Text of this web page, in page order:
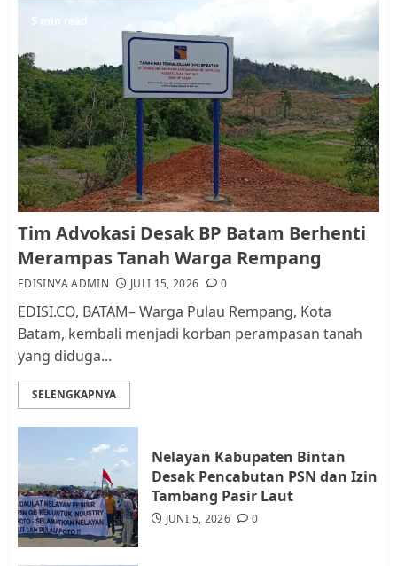
5
1
Pemko Batam Tegaskan RT dan
RW bukan Petugas Pendataan
dan Pemungutan Pajak
AGUSTUS 1, 2026 0
Kader Pajak jadi Penghubung
Pemerintah dan Masyarakat di
Lingkungan RT/RW
AGUSTUS 1, 2026
Warga Rempang Ajukan
Audiensi dengan Wali Kota
5 min read
Tim Advokasi Desak BP Batam Berhenti
Merampas Tanah Warga Rempang
EDISINYA ADMIN JULI 15, 2026 0
EDISI.CO, BATAM– Warga Pulau Rempang, Kota
Batam, kembali menjadi korban perampasan tanah
yang diduga...
SELENGKAPNYA
Nelayan Kabupaten Bintan
Desak Pencabutan PSN dan Izin
Tambang Pasir Laut
JUNI 5, 2026 0